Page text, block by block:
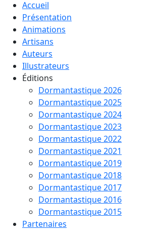
Accueil
Présentation
Animations
Artisans
Auteurs
Illustrateurs
Éditions
Dormantastique 2026
Dormantastique 2025
Dormantastique 2024
Dormantastique 2023
Dormantastique 2022
Dormantastique 2021
Dormantastique 2019
Dormantastique 2018
Dormantastique 2017
Dormantastique 2016
Dormantastique 2015
Partenaires